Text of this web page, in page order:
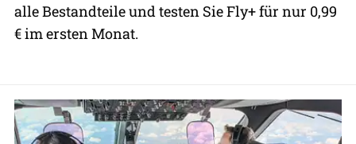
alle Bestandteile und testen Sie Fly+ für nur 0,99
€ im ersten Monat.